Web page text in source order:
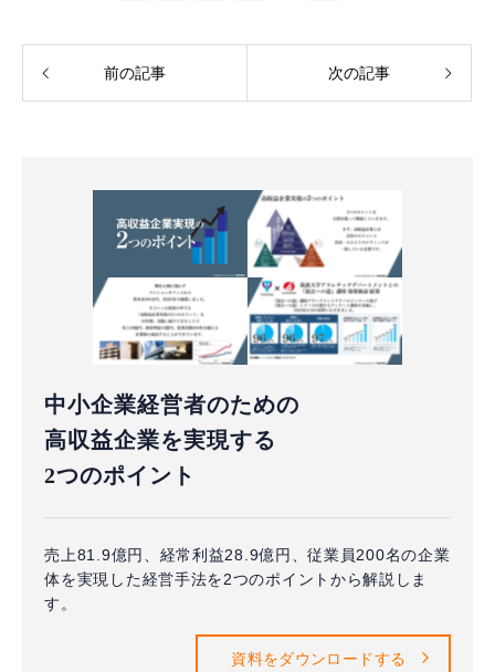
前の記事 次の記事
中小企業経営者のための
高収益企業を実現する
2つのポイント
売上81.9億円、経常利益28.9億円、従業員200名の企業
体を実現した経営手法を2つのポイントから解説しま
す。
資料をダウンロードする